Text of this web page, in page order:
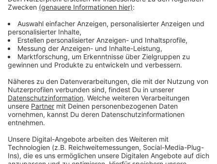
über ihre Erfahrungen mit Rassismus. „Wir wollten nicht
Rassismus machen, sondern die Hörer wirklich direkt
involvieren und zum Perspektivwechsel bewegen. So
ist die Idee zum ‘Rassismus-Bullshit-Bingo‘
entstanden“, erklärt Carmen Schmalfeldt. Eine Idee,
hat.
Anzeige
©Radio Leverkusen
Carmen Schmalfeldt mit ihrer Interviewpartnerin Gina